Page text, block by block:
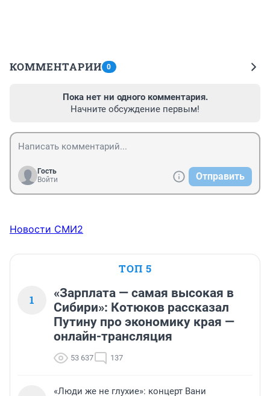
КОММЕНТАРИИ 0
Пока нет ни одного комментария.
Начните обсуждение первым!
Гость
Войти
Отправить
Новости СМИ2
ТОП 5
1
«Зарплата — самая высокая в
Сибири»: Котюков рассказал
Путину про экономику края —
онлайн-трансляция
53 637 137
«Люди же не глухие»: концерт Вани